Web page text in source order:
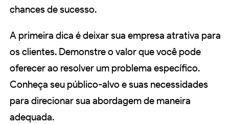
chances de sucesso.
A primeira dica é deixar sua empresa atrativa para
os clientes. Demonstre o valor que você pode
oferecer ao resolver um problema específico.
Conheça seu público-alvo e suas necessidades
para direcionar sua abordagem de maneira
adequada.